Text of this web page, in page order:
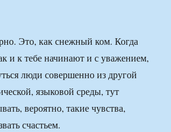
Это, как снежный ком. Когда
и к тебе начинают и с уважением,
люди совершенно из другой
языковой среды, тут
вероятно, такие чувства,
счастьем.